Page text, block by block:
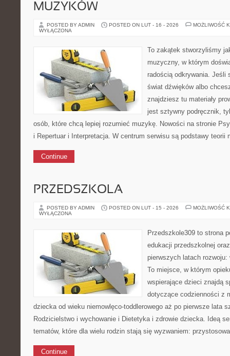
MUZYKÓW
POSTED BY ADMIN POSTED ON LUT - 16 - 2026
MOŻLIWOŚĆ
WYŁĄCZONA
To zakątek stworzyliśmy
muzyczny, w którym
radością odkrywania. Jeśli
świat dźwięków albo
znajdziesz tu materiały
jest sztywny podręcznik,
osób, które chcą lepiej rozumieć muzykę. Nowości na stronie
i Repertuar i Interpretacja. W centrum serwisu są podstawy
Continue
PRZEDSZKOLA
POSTED BY ADMIN POSTED ON LUT - 15 - 2026
MOŻLIWOŚĆ
WYŁĄCZONA
Przedszkole309 to strona
edukacji przedszkolnej
pierwszych latach
To miejsce, w którym
wspierające dzieci znajdą
dotyczące codzienności z
dziecka od wieku niemowlęco-toddlerowego aż po pierwsze lata
Rodzicielstwo i wychowanie i Dietetyka i zdrowie dziecka. Ideą
tematów, które dla wielu rodzin stają się wyzwaniem:
Continue